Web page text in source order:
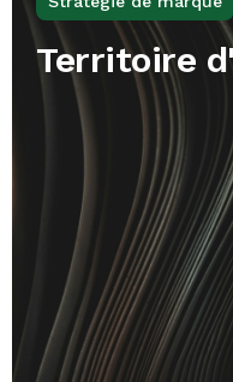
Territoire